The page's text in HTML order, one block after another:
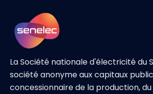
La Société nationale d'électricité du
société anonyme aux capitaux
concessionnaire de la production,